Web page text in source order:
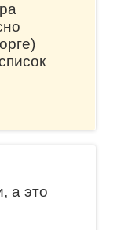
а это